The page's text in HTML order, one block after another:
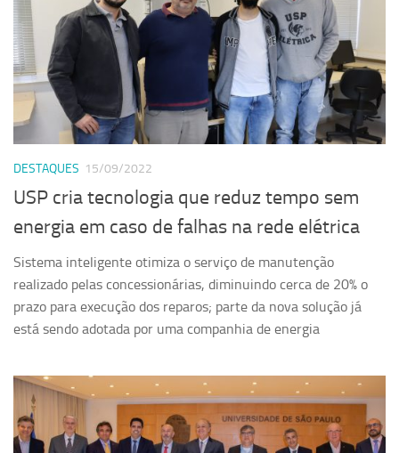
DESTAQUES 15/09/2022
USP cria tecnologia que reduz tempo sem
energia em caso de falhas na rede elétrica
Sistema inteligente otimiza o serviço de manutenção
realizado pelas concessionárias, diminuindo cerca de 20% o
prazo para execução dos reparos; parte da nova solução já
está sendo adotada por uma companhia de energia